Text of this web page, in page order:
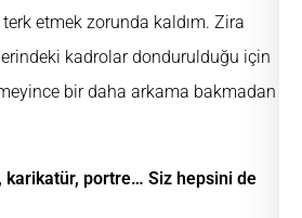
etmek zorunda kaldım. Zira
kadrolar dondurulduğu için
bir daha arkama bakmadan
karikatür, portre… Siz hepsini de